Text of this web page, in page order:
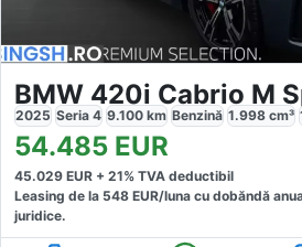
BMW 420i Cabrio M
2025 Seria 4 9.100 km Benzină 1.998 cm³
54.485 EUR
45.029 EUR + 21% TVA deductibil
Leasing de la 548 EUR/luna cu dobăndă
juridice.